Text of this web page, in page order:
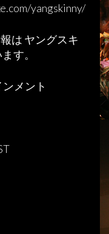
yangskinny/
は ヤングスキ
す。
メント